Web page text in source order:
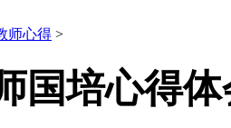
师心得 >
国培心得体